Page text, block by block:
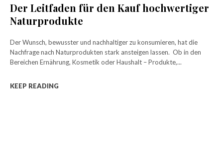
Der Leitfaden für den Kauf hochwertiger
Naturprodukte
Der Wunsch, bewusster und nachhaltiger zu konsumieren, hat die
Nachfrage nach Naturprodukten stark ansteigen lassen. Ob in den
Bereichen Ernährung, Kosmetik oder Haushalt – Produkte,...
KEEP READING